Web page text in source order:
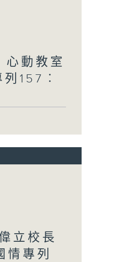
動教室
157︰
立校長
專列